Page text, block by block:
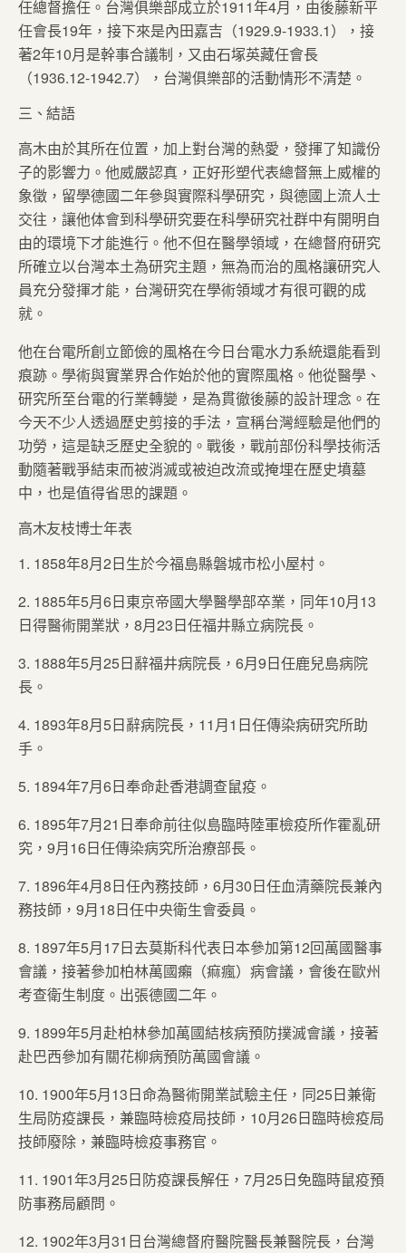
任總督擔任。台灣俱樂部成立於1911年4月，由後藤新平
任會長19年，接下來是內田嘉吉（1929.9-1933.1），接
著2年10月是幹事合議制，又由石塚英藏任會長
（1936.12-1942.7），台灣俱樂部的活動情形不清楚。
三、結語
高木由於其所在位置，加上對台灣的熱愛，發揮了知識份
子的影響力。他威嚴認真，正好形塑代表總督無上威權的
象徵，留學德國二年參與實際科學研究，與德國上流人士
交往，讓他体會到科學研究要在科學研究社群中有開明自
由的環境下才能進行。他不但在醫學領域，在總督府研究
所確立以台灣本土為研究主題，無為而治的風格讓研究人
員充分發揮才能，台灣研究在學術領域才有很可觀的成
就。
他在台電所創立節儉的風格在今日台電水力系統還能看到
痕跡。學術與實業界合作始於他的實際風格。他從醫學、
研究所至台電的行業轉變，是為貫徹後藤的設計理念。在
今天不少人透過歷史剪接的手法，宣稱台灣經驗是他們的
功勞，這是缺乏歷史全貌的。戰後，戰前部份科學技術活
動隨著戰爭結束而被消滅或被迫改流或掩埋在歷史墳墓
中，也是值得省思的課題。
高木友枝博士年表
1. 1858年8月2日生於今福島縣磐城市松小屋村。
2. 1885年5月6日東京帝國大學醫學部卒業，同年10月13
日得醫術開業狀，8月23日任福井縣立病院長。
3. 1888年5月25日辭福井病院長，6月9日任鹿兒島病院
長。
4. 1893年8月5日辭病院長，11月1日任傳染病研究所助
手。
5. 1894年7月6日奉命赴香港調查鼠疫。
6. 1895年7月21日奉命前往似島臨時陸軍檢疫所作霍亂研
究，9月16日任傳染病究所治療部長。
7. 1896年4月8日任內務技師，6月30日任血清藥院長兼內
務技師，9月18日任中央衛生會委員。
8. 1897年5月17日去莫斯科代表日本參加第12回萬國醫事
會議，接著參加柏林萬國癩（痲瘋）病會議，會後在歐州
考查衛生制度。出張德國二年。
9. 1899年5月赴柏林參加萬國結核病預防撲滅會議，接著
赴巴西參加有關花柳病預防萬國會議。
10. 1900年5月13日命為醫術開業試驗主任，同25日兼衛
生局防疫課長，兼臨時檢疫局技師，10月26日臨時檢疫局
技師廢除，兼臨時檢疫事務官。
11. 1901年3月25日防疫課長解任，7月25日免臨時鼠疫預
防事務局顧問。
12. 1902年3月31日台灣總督府醫院醫長兼醫院長，台灣